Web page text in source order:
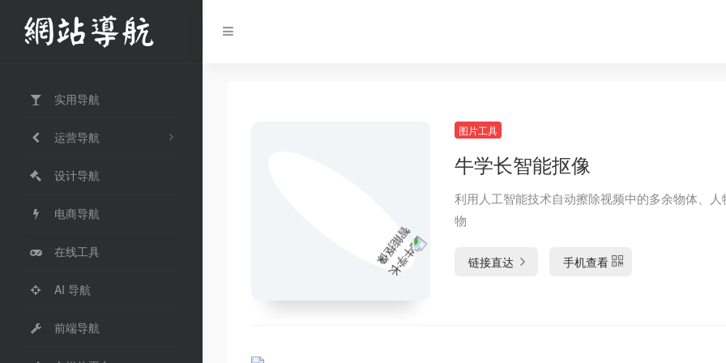
实用导航
运营导航
设计导航
电商导航
在线工具
AI 导航
前端导航
图片工具
牛学长智能抠像
利用人工智能技术自动擦除视频中的多余物体、人
物
链接直达 手机查看